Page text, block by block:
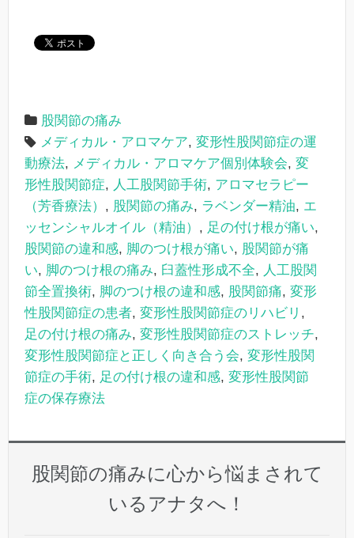
股関節の痛み
メディカル・アロマケア, 変形性股関節症の運
動療法, メディカル・アロマケア個別体験会, 変
形性股関節症, 人工股関節手術, アロマセラピー
（芳香療法） , 股関節の痛み, ラベンダー精油, エ
ッセンシャルオイル（精油） , 足の付け根が痛い,
股関節の違和感, 脚のつけ根が痛い, 股関節が痛
い, 脚のつけ根の痛み, 臼蓋性形成不全, 人工股関
節全置換術, 脚のつけ根の違和感, 股関節痛, 変形
性股関節症の患者, 変形性股関節症のリハビリ ,
足の付け根の痛み, 変形性股関節症のストレッチ,
変形性股関節症と正しく向き合う会, 変形性股関
節症の手術, 足の付け根の違和感, 変形性股関節
症の保存療法
股関節の痛みに心から悩まされて
いるアナタへ！